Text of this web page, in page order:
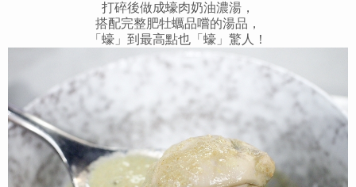
打碎後做成蠔肉奶油濃湯，
搭配完整肥牡蠣品嚐的湯品，
「蠔」到最高點也「蠔」驚人！